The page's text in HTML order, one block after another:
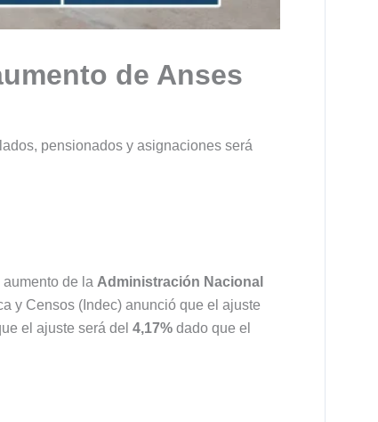
de Anses
pensionados y asignaciones será
de la Administración Nacional
y Censos (Indec) anunció que el ajuste
el ajuste será del 4,17% dado que el